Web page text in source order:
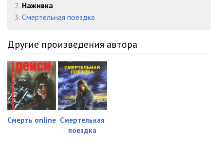
018_Nazhyvka
020_Nazhyvka
021_Nazhyvka
022_Nazhyvka
023_Nazhyvka
024_Nazhyvka
2. Наживка
3. Смертельная поездка
Другие произведения автора
Смерть online Смертельная
поездка